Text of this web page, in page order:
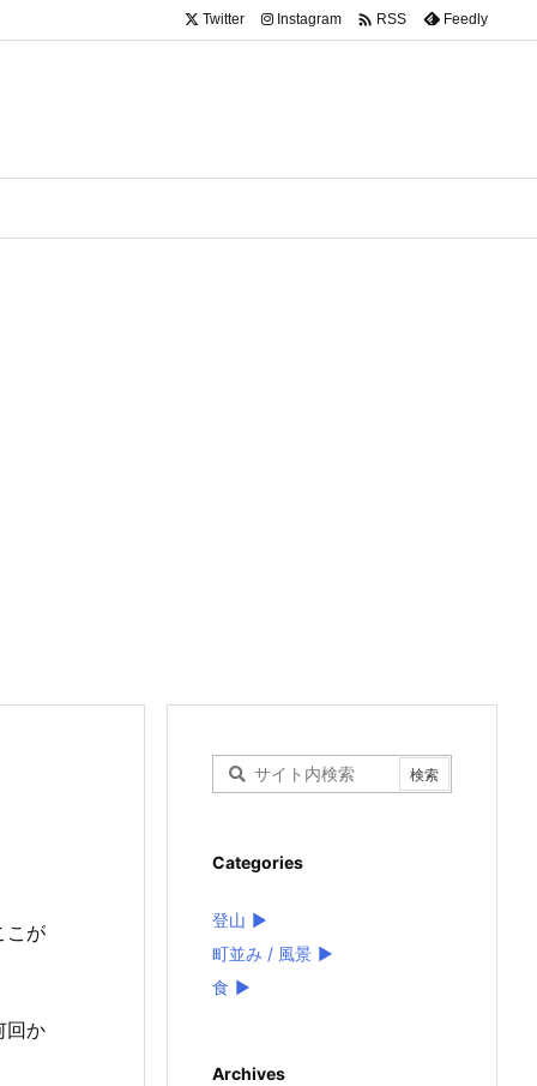
Twitter Instagram  RSS Feedly
こが
回か
Categories
登山 ►
町並み / 風景 ►
食 ►
Archives